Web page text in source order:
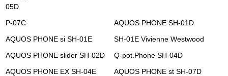
05D
P-07C
AQUOS PHONE SH-01D
AQUOS PHONE si SH-01E
SH-01E Vivienne Westwood
AQUOS PHONE slider SH-02D
Q-pot.Phone SH-04D
AQUOS PHONE EX SH-04E
AQUOS PHONE st SH-07D